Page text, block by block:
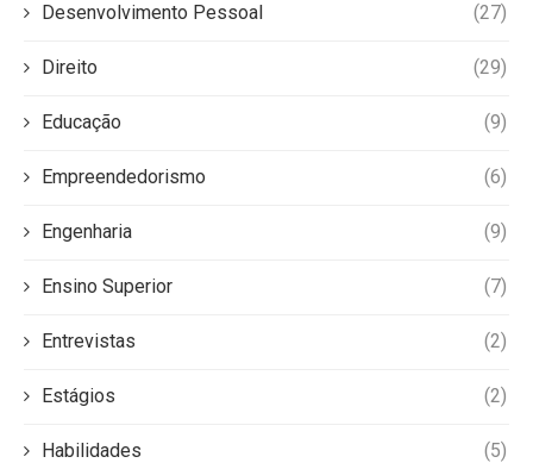
Desenvolvimento Pessoal (27)
Direito (29)
Educação (9)
Empreendedorismo (6)
Engenharia (9)
Ensino Superior (7)
Entrevistas (2)
Estágios (2)
Habilidades (5)